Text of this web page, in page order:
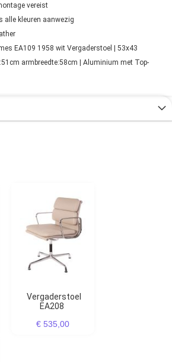
vereist
alle kleuren aanwezig
EA109 1958 wit Vergaderstoel | 53x43
armbreedte:58cm | Aluminium met Top-
Vergaderstoel
EA208
€ 535,00